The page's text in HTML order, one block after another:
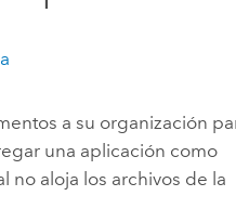
a su organización
una aplicación como
no aloja los archivos de la